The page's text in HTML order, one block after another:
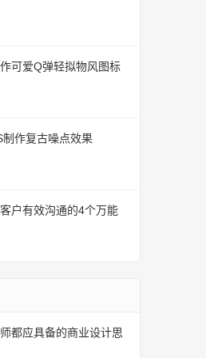
可爱Q弹轻拟物风图标
制作复古噪点效果
户有效沟通的4个万能
都应具备的商业设计思